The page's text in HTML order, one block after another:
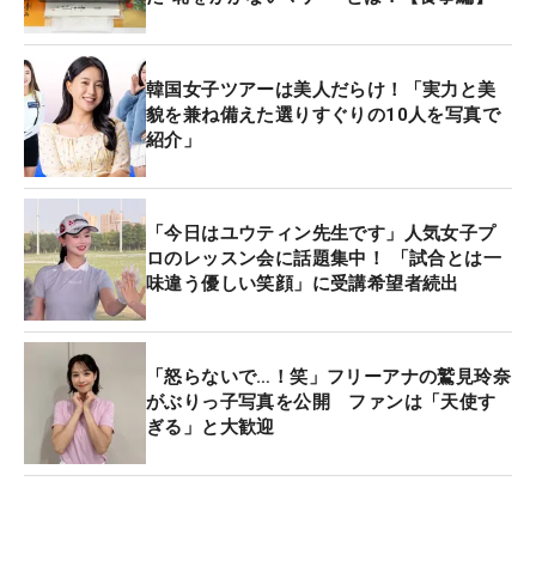
韓国女子ツアーは美人だらけ！「実力と美
貌を兼ね備えた選りすぐりの10人を写真で
紹介」
「今日はユウティン先生です」人気女子プ
ロのレッスン会に話題集中！ 「試合とは一
味違う優しい笑顔」に受講希望者続出
「怒らないで…！笑」フリーアナの鷲見玲奈
がぶりっ子写真を公開 ファンは「天使す
ぎる」と大歓迎